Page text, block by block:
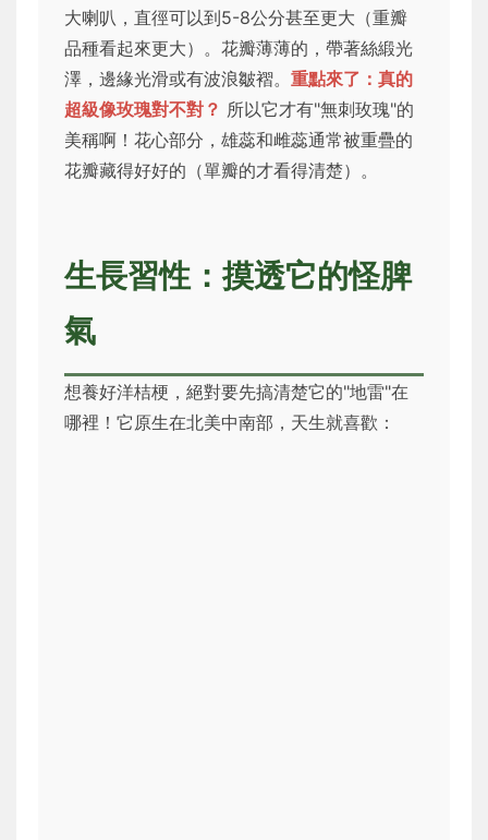
大喇叭，直徑可以到5-8公分甚至更大（重瓣
品種看起來更大）。花瓣薄薄的，帶著絲緞光
澤，邊緣光滑或有波浪皺褶。 重點來了：真的
超級像玫瑰對不對？ 所以它才有"無刺玫瑰"的
美稱啊！花心部分，雄蕊和雌蕊通常被重疊的
花瓣藏得好好的（單瓣的才看得清楚）。
生長習性：摸透它的怪脾
氣
想養好洋桔梗，絕對要先搞清楚它的"地雷"在
哪裡！它原生在北美中南部，天生就喜歡：